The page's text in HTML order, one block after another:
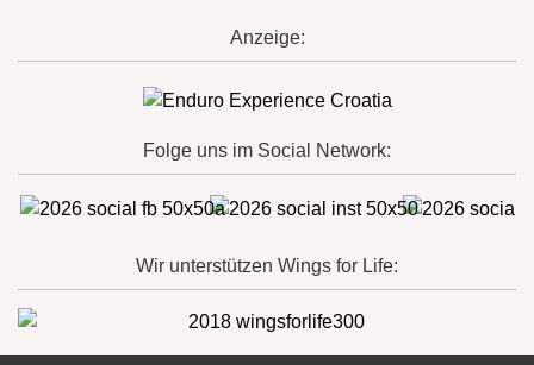
Anzeige:
Folge uns im Social Network:
Wir unterstützen Wings for Life: